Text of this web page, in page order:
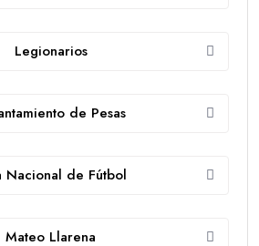
Legionarios
de Pesas
Nacional de Fútbol
Mateo Llarena